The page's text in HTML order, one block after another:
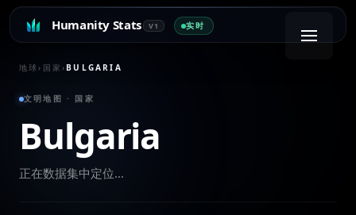
Humanity Stats V1 实时
地球› 国家›BULGARIA
文明地图 · 国家
Bulgaria
正在数据集中定位…